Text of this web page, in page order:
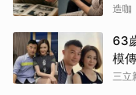
造咖
63
模
三立